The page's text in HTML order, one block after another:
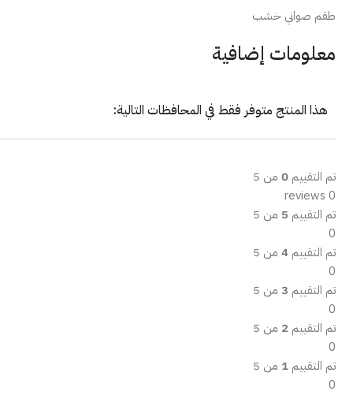
طقم صواني خشب
معلومات إضافية
هذا المنتج متوفر فقط في المحافظات التالية:
تم التقييم 0 من 5
0 reviews
تم التقييم 5 من 5
0
تم التقييم 4 من 5
0
تم التقييم 3 من 5
0
تم التقييم 2 من 5
0
تم التقييم 1 من 5
0